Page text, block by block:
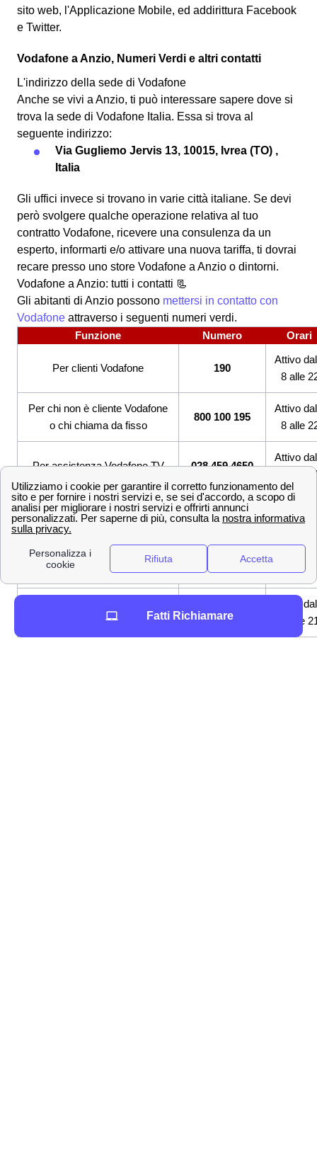
sito web, l'Applicazione Mobile, ed addirittura Facebook
e Twitter.
Vodafone a Anzio, Numeri Verdi e altri contatti
L'indirizzo della sede di Vodafone
Anche se vivi a Anzio, ti può interessare sapere dove si
trova la sede di Vodafone Italia. Essa si trova al
seguente indirizzo:
Via Gugliemo Jervis 13, 10015, Ivrea (TO) ,
Italia
Gli uffici invece si trovano in varie città italiane. Se devi
però svolgere qualche operazione relativa al tuo
contratto Vodafone, ricevere una consulenza da un
esperto, informarti e/o attivare una nuova tariffa, ti dovrai
recare presso uno store Vodafone a Anzio o dintorni.
Vodafone a Anzio: tutti i contatti 📃
Gli abitanti di Anzio possono mettersi in contatto con
Vodafone attraverso i seguenti numeri verdi.
Funzione
Numero Orari
Per clienti Vodafone 190
Attivo
8 alle
Per chi non è cliente Vodafone
o chi chiama da fisso
800 100 195
Attivo
8 alle
Per assistenza Vodafone TV 028 459 4650
Attivo
8 alle
Servizio Clienti dall'estero
+39 349 200
0190
Attivo
8 alle
Operatore virtuale (TOBi) su
Whatsapp
+39 349 919
0190
Servizio Clienti per aziende
348 200 2323
Attivo
8 alle
Fatti Richiamare